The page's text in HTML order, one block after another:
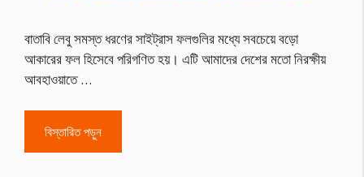
বাতাবি লেবু সমস্ত ধরণের সাইট্রাস ফলগুলির মধ্যে সবচেয়ে বড়ো
আকারের ফল হিসেবে পরিগণিত হয়। এটি আমাদের দেশের মতো নিরক্ষীয়
আবহাওয়াতে …
বিস্তারিত পড়ুন